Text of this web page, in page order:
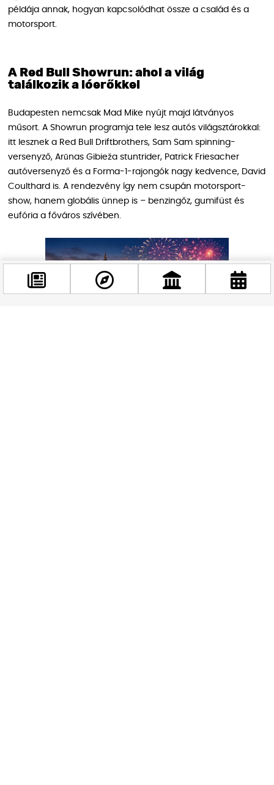
példája annak, hogyan kapcsolódhat össze a család és a
motorsport.
A Red Bull Showrun: ahol a világ
találkozik a lóerőkkel
Budapesten nemcsak Mad Mike nyújt majd látványos
műsort. A Showrun programja tele lesz autós világsztárokkal:
itt lesznek a Red Bull Driftbrothers, Sam Sam spinning-
versenyző, Arūnas Gibieža stuntrider, Patrick Friesacher
autóversenyző és a Forma-1-rajongók nagy kedvence, David
Coulthard is. A rendezvény így nem csupán motorsport-
show, hanem globális ünnep is – benzingőz, gumifüst és
eufória a főváros szívében.